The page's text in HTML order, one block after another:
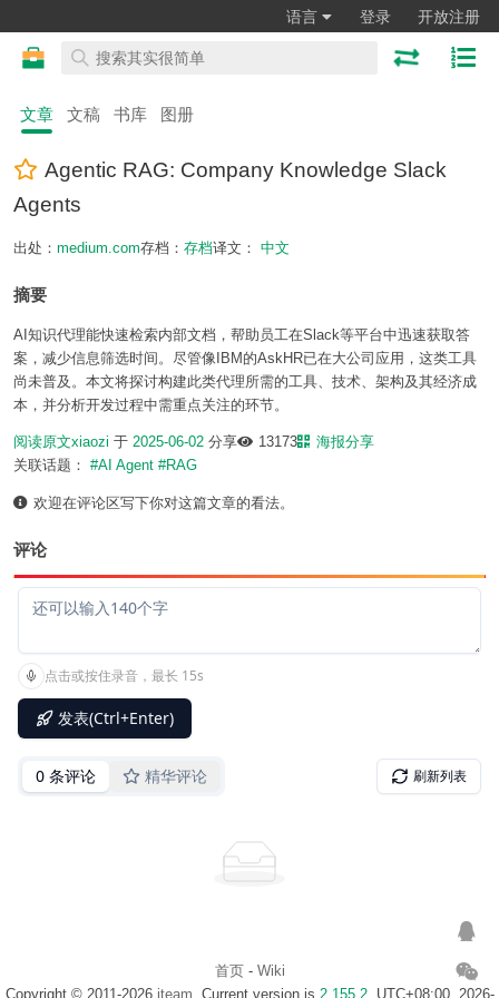
语言 登录 开放注册
文章 文稿 书库 图册
Agentic RAG: Company Knowledge Slack
Agents
出处： medium.com存档： 存档译文： 中文
摘要
AI知识代理能快速检索内部文档，帮助员工在Slack等平台中迅速获取答
案，减少信息筛选时间。尽管像IBM的AskHR已在大公司应用，这类工具
尚未普及。本文将探讨构建此类代理所需的工具、技术、架构及其经济成
本，并分析开发过程中需重点关注的环节。
阅读原文xiaozi 于 2025-06-02 分享 13173
海报分享
关联话题： #AI Agent #RAG
欢迎在评论区写下你对这篇文章的看法。
评论
首页- Wiki
Copyright © 2011-2026 iteam . Current version is 2.155.2. UTC+08:00, 2026-